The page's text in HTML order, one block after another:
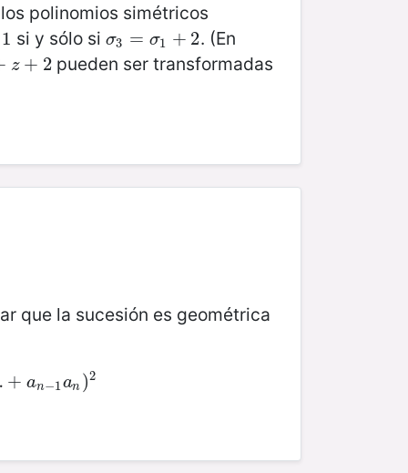
los polinomios simétricos
1 si y sólo si σ3 = σ1 + 2
σ3 =σ1+ 2
. (En
z + 2 pueden ser transformadas
que la sucesión es geométrica
+ an−1an )2
n− 1an)2